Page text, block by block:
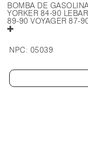
BOMBA DE
YORKER 84-90
89-90 VOYAGER 87-
NPC: 05039